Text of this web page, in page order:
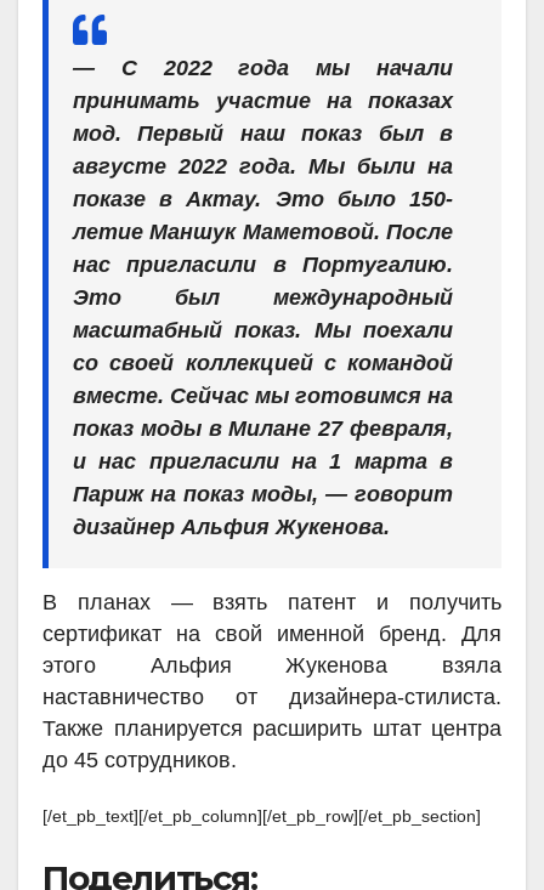
— С 2022 года мы начали
принимать участие на показах
мод. Первый наш показ был в
августе 2022 года. Мы были на
показе в Актау. Это было 150-
летие Маншук Маметовой. После
нас пригласили в Португалию.
Это был международный
масштабный показ. Мы поехали
со своей коллекцией с командой
вместе. Сейчас мы готовимся на
показ моды в Милане 27 февраля,
и нас пригласили на 1 марта в
Париж на показ моды, — говорит
дизайнер Альфия Жукенова.
В планах — взять патент и получить
сертификат на свой именной бренд. Для
этого Альфия Жукенова взяла
наставничество от дизайнера-стилиста.
Также планируется расширить штат центра
до 45 сотрудников.
[/et_pb_text][/et_pb_column][/et_pb_row][/et_pb_section]
Поделиться: